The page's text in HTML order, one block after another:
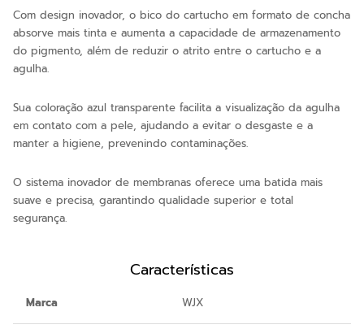
Com design inovador, o bico do cartucho em formato de concha
absorve mais tinta e aumenta a capacidade de armazenamento
do pigmento, além de reduzir o atrito entre o cartucho e a
agulha.
Sua coloração azul transparente facilita a visualização da agulha
em contato com a pele, ajudando a evitar o desgaste e a
manter a higiene, prevenindo contaminações.
O sistema inovador de membranas oferece uma batida mais
suave e precisa, garantindo qualidade superior e total
segurança.
Características
Marca WJX